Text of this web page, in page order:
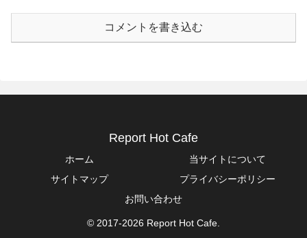
コメントを書き込む
Report Hot Cafe
ホーム
当サイトについて
サイトマップ
プライバシーポリシー
お問い合わせ
© 2017-2026 Report Hot Cafe.